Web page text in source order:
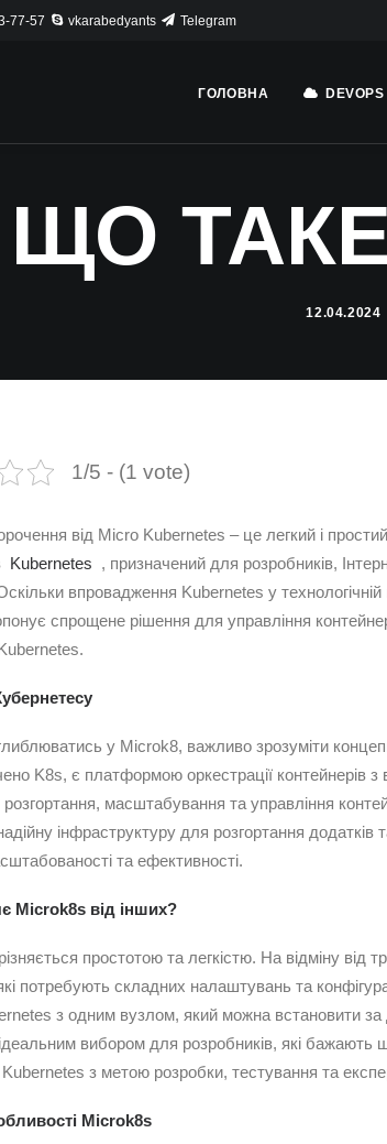
77-57 vkarabedyants Telegram
ГОЛОВНА DEVOPS
ЩО ТАКЕ
12.04.2024
1/5 - (1 vote)
від Micro Kubernetes – це легкий і
Kubernetes , призначений для розробників,
впровадження Kubernetes у
спрощене рішення для управління
у Microk8, важливо зрозуміти
K8s, є платформою оркестрації контейнерів з
масштабування та управління
інфраструктуру для розгортання додатків
та ефективності.
Microk8s від інших?
простотою та легкістю. На відміну від
потребують складних налаштувань та
з одним вузлом, який можна встановити
вибором для розробників, які бажають
з метою розробки, тестування та
Microk8s